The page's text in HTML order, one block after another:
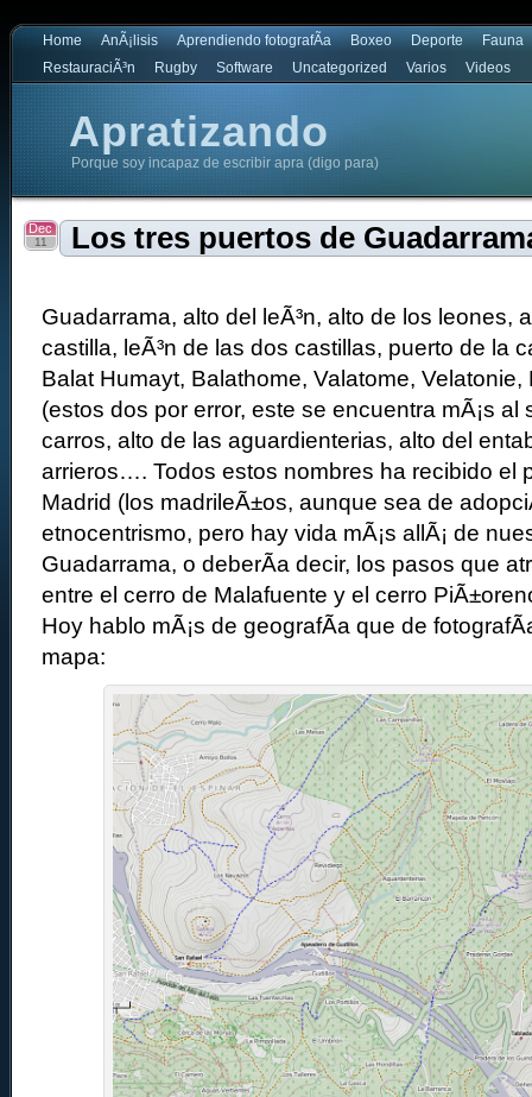
Home AnÃ¡lisis Aprendiendo fotografÃ­a Boxeo Deporte
Fauna
RestauraciÃ³n
Rugby Software Uncategorized Varios Videos
Apratizando
Porque soy incapaz de escribir apra (digo para)
Los tres puertos de
Dec
11
Guadarrama, alto del leÃ³n, alto de los leones,
castilla, leÃ³n de las dos castillas, puerto de la
Balat Humayt, Balathome, Valatome,
(estos dos por error, este se encuentra mÃ¡s al
carros, alto de las aguardienterias, alto del
arrieros…. Todos estos nombres ha recibido el
Madrid (los madrileÃ±os, aunque sea de
etnocentrismo, pero hay vida mÃ¡s allÃ¡ de
Guadarrama, o deberÃ­a decir, los pasos que
entre el cerro de Malafuente y el cerro
Hoy hablo mÃ¡s de geografÃ­a que de
mapa: